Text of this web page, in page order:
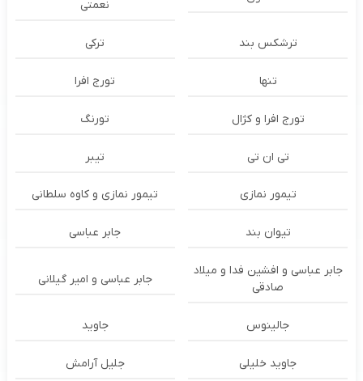
نعمتی
ترشكس بند ترکی
تنها تورج افرا
تورج افرا و کژال تورنگ
تی ان تی تیبر
تیمور نمازی تیمور نمازی و کاوه سلطانی
تیوان بند جابر عباسی
جابر عباسی و افشین فدا و میلاد
صادقی
جابر عباسی و امیر گیلانی
جالینوس جاوید
جاوید خلیلی جلیل آرامش